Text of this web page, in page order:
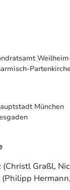
München
(Christl Graßl,